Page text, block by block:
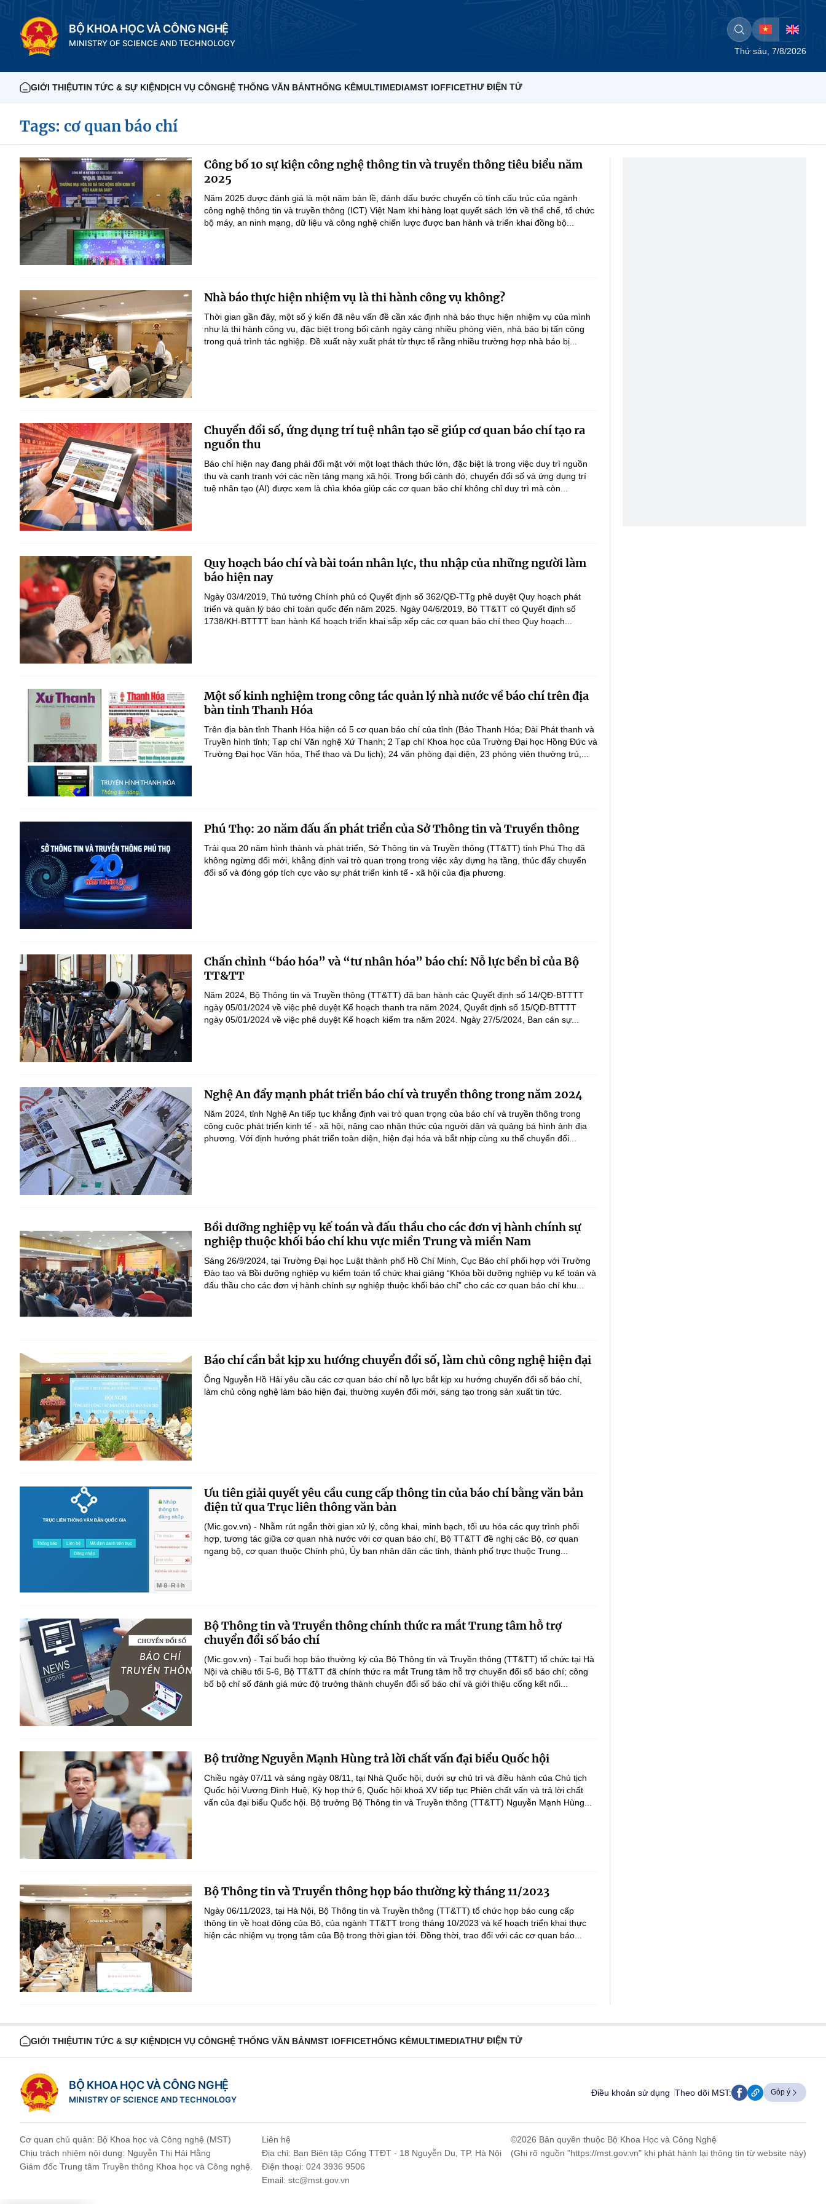
BỘ KHOA HỌC VÀ CÔNG NGHỆ
MINISTRY OF SCIENCE AND TECHNOLOGY
Thứ sáu, 7/8/2026
GIỚI THIỆUTIN TỨC & SỰ KIỆNDỊCH VỤ CÔNGHỆ THỐNG VĂN BẢNTHỐNG KÊMULTIMEDIAMST IOFFICETHƯ ĐIỆN TỬ
Tags: cơ quan báo chí
Công bố 10 sự kiện công nghệ thông tin và truyền thông tiêu biểu năm
2025
Năm 2025 được đánh giá là một năm bản lề, đánh dấu bước chuyển có tính cấu trúc của ngành
công nghệ thông tin và truyền thông (ICT) Việt Nam khi hàng loạt quyết sách lớn về thể chế, tổ chức
bộ máy, an ninh mạng, dữ liệu và công nghệ chiến lược được ban hành và triển khai đồng bộ...
Nhà báo thực hiện nhiệm vụ là thi hành công vụ không?
Thời gian gần đây, một số ý kiến đã nêu vấn đề cần xác định nhà báo thực hiện nhiệm vụ của mình
như là thi hành công vụ, đặc biệt trong bối cảnh ngày càng nhiều phóng viên, nhà báo bị tấn công
trong quá trình tác nghiệp. Đề xuất này xuất phát từ thực tế rằng nhiều trường hợp nhà báo bị...
Chuyển đổi số, ứng dụng trí tuệ nhân tạo sẽ giúp cơ quan báo chí tạo ra
nguồn thu
Báo chí hiện nay đang phải đối mặt với một loạt thách thức lớn, đặc biệt là trong việc duy trì nguồn
thu và cạnh tranh với các nền tảng mạng xã hội. Trong bối cảnh đó, chuyển đổi số và ứng dụng trí
tuệ nhân tạo (AI) được xem là chìa khóa giúp các cơ quan báo chí không chỉ duy trì mà còn...
Quy hoạch báo chí và bài toán nhân lực, thu nhập của những người làm
báo hiện nay
Ngày 03/4/2019, Thủ tướng Chính phủ có Quyết định số 362/QĐ-TTg phê duyệt Quy hoạch phát
triển và quản lý báo chí toàn quốc đến năm 2025. Ngày 04/6/2019, Bộ TT&TT có Quyết định số
1738/KH-BTTTT ban hành Kế hoạch triển khai sắp xếp các cơ quan báo chí theo Quy hoạch...
Một số kinh nghiệm trong công tác quản lý nhà nước về báo chí trên địa
bàn tỉnh Thanh Hóa
Trên địa bàn tỉnh Thanh Hóa hiện có 5 cơ quan báo chí của tỉnh (Báo Thanh Hóa; Đài Phát thanh và
Truyền hình tỉnh; Tạp chí Văn nghệ Xứ Thanh; 2 Tạp chí Khoa học của Trường Đại học Hồng Đức và
Trường Đại học Văn hóa, Thể thao và Du lịch); 24 văn phòng đại diện, 23 phóng viên thường trú,...
Phú Thọ: 20 năm dấu ấn phát triển của Sở Thông tin và Truyền thông
Trải qua 20 năm hình thành và phát triển, Sở Thông tin và Truyền thông (TT&TT) tỉnh Phú Thọ đã
không ngừng đổi mới, khẳng định vai trò quan trọng trong việc xây dựng hạ tầng, thúc đẩy chuyển
đổi số và đóng góp tích cực vào sự phát triển kinh tế - xã hội của địa phương.
Chấn chỉnh “báo hóa” và “tư nhân hóa” báo chí: Nỗ lực bền bỉ của Bộ
TT&TT
Năm 2024, Bộ Thông tin và Truyền thông (TT&TT) đã ban hành các Quyết định số 14/QĐ-BTTTT
ngày 05/01/2024 về việc phê duyệt Kế hoạch thanh tra năm 2024, Quyết định số 15/QĐ-BTTTT
ngày 05/01/2024 về việc phê duyệt Kế hoạch kiểm tra năm 2024. Ngày 27/5/2024, Ban cán sự...
Nghệ An đẩy mạnh phát triển báo chí và truyền thông trong năm 2024
Năm 2024, tỉnh Nghệ An tiếp tục khẳng định vai trò quan trọng của báo chí và truyền thông trong
công cuộc phát triển kinh tế - xã hội, nâng cao nhận thức của người dân và quảng bá hình ảnh địa
phương. Với định hướng phát triển toàn diện, hiện đại hóa và bắt nhịp cùng xu thế chuyển đổi...
Bồi dưỡng nghiệp vụ kế toán và đấu thầu cho các đơn vị hành chính sự
nghiệp thuộc khối báo chí khu vực miền Trung và miền Nam
Sáng 26/9/2024, tại Trường Đại học Luật thành phố Hồ Chí Minh, Cục Báo chí phối hợp với Trường
Đào tạo và Bồi dưỡng nghiệp vụ kiểm toán tổ chức khai giảng “Khóa bồi dưỡng nghiệp vụ kế toán và
đấu thầu cho các đơn vị hành chính sự nghiệp thuộc khối báo chí” cho các cơ quan báo chí khu...
Báo chí cần bắt kịp xu hướng chuyển đổi số, làm chủ công nghệ hiện đại
Ông Nguyễn Hồ Hải yêu cầu các cơ quan báo chí nỗ lực bắt kịp xu hướng chuyển đổi số báo chí,
làm chủ công nghệ làm báo hiện đại, thường xuyên đổi mới, sáng tạo trong sản xuất tin tức.
Ưu tiên giải quyết yêu cầu cung cấp thông tin của báo chí bằng văn bản
điện tử qua Trục liên thông văn bản
(Mic.gov.vn) - Nhằm rút ngắn thời gian xử lý, công khai, minh bạch, tối ưu hóa các quy trình phối
hợp, tương tác giữa cơ quan nhà nước với cơ quan báo chí, Bộ TT&TT đề nghị các Bộ, cơ quan
ngang bộ, cơ quan thuộc Chính phủ, Ủy ban nhân dân các tỉnh, thành phố trực thuộc Trung...
Bộ Thông tin và Truyền thông chính thức ra mắt Trung tâm hỗ trợ
chuyển đổi số báo chí
(Mic.gov.vn) - Tại buổi họp báo thường kỳ của Bộ Thông tin và Truyền thông (TT&TT) tổ chức tại Hà
Nội và chiều tối 5-6, Bộ TT&TT đã chính thức ra mắt Trung tâm hỗ trợ chuyển đổi số báo chí; công
bố bộ chỉ số đánh giá mức độ trưởng thành chuyển đổi số báo chí và giới thiệu cổng kết nối...
Bộ trưởng Nguyễn Mạnh Hùng trả lời chất vấn đại biểu Quốc hội
Chiều ngày 07/11 và sáng ngày 08/11, tại Nhà Quốc hội, dưới sự chủ trì và điều hành của Chủ tịch
Quốc hội Vương Đình Huệ, Kỳ họp thứ 6, Quốc hội khoá XV tiếp tục Phiên chất vấn và trả lời chất
vấn của đại biểu Quốc hội. Bộ trưởng Bộ Thông tin và Truyền thông (TT&TT) Nguyễn Mạnh Hùng...
Bộ Thông tin và Truyền thông họp báo thường kỳ tháng 11/2023
Ngày 06/11/2023, tại Hà Nội, Bộ Thông tin và Truyền thông (TT&TT) tổ chức họp báo cung cấp
thông tin về hoạt động của Bộ, của ngành TT&TT trong tháng 10/2023 và kế hoạch triển khai thực
hiện các nhiệm vụ trọng tâm của Bộ trong thời gian tới. Đồng thời, trao đổi với các cơ quan báo...
GIỚI THIỆUTIN TỨC & SỰ KIỆNDỊCH VỤ CÔNGHỆ THỐNG VĂN BẢNMST IOFFICETHỐNG KÊMULTIMEDIATHƯ ĐIỆN TỬ
BỘ KHOA HỌC VÀ CÔNG NGHỆ
MINISTRY OF SCIENCE AND TECHNOLOGY
Điều khoản sử dụng Theo dõi MST: Góp ý
Cơ quan chủ quản: Bộ Khoa học và Công nghệ (MST)
Chịu trách nhiệm nội dung: Nguyễn Thị Hải Hằng
Giám đốc Trung tâm Truyền thông Khoa học và Công nghệ.
Liên hệ
Địa chỉ: Ban Biên tập Cổng TTĐT - 18 Nguyễn Du, TP. Hà Nội
Điện thoại: 024 3936 9506
Email: stc@mst.gov.vn
©2026 Bản quyền thuộc Bộ Khoa Học và Công Nghệ
(Ghi rõ nguồn "https://mst.gov.vn" khi phát hành lại thông tin từ website này)